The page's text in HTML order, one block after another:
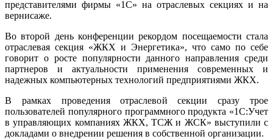
представителями фирмы «1С» на отраслевых секциях и на
вернисаже.
Во второй день конференции рекордом посещаемости стала
отраслевая секция «ЖКХ и Энергетика», что само по себе
говорит о росте популярности данного направления среди
партнеров и актуальности применения современных и
надежных компьютерных технологий предприятиями ЖКХ.
В рамках проведения отраслевой секции сразу трое
пользователей популярного программного продукта «1С:Учет
в управляющих компаниях ЖКХ, ТСЖ и ЖСК» выступили с
докладами о внедрении решения в собственной организации.